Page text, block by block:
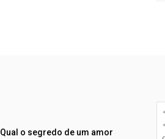
Qual o segredo de um amor